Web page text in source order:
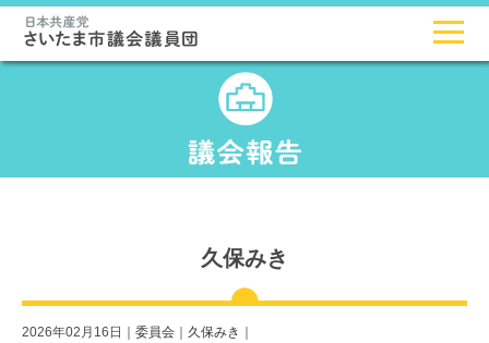
久保みき
2026年02月16日｜ 委員会 久保みき